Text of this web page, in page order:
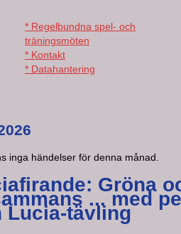
* Regelbundna spel- och
träningsmöten
* Kontakt
* Datahantering
inga händelser för denna månad.
Gröna
... med
Lucia-tävling